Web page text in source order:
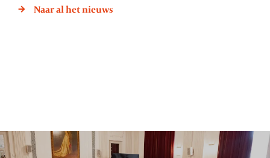
Naar al het nieuws